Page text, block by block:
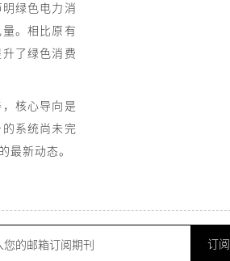
绿色电力消
。相比原有
了绿色消费
核心导向是
系统尚未完
新动态。
订阅